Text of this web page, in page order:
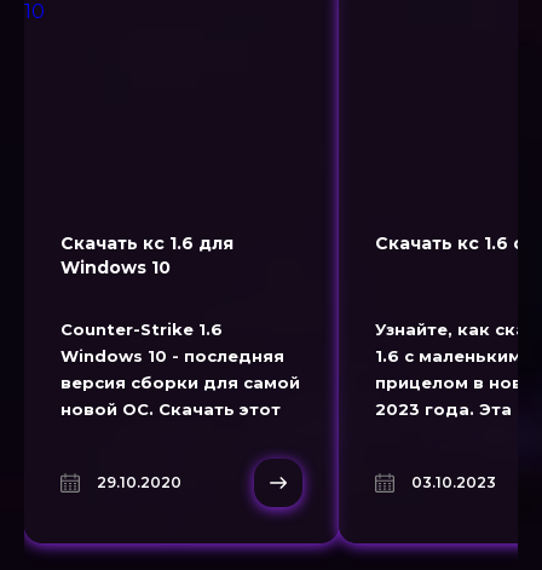
Скачать кс 1.6 для
Windows 10
Counter-Strike 1.6
Windows 10 - последняя
версия сборки для самой
новой ОС. Скачать этот
регистрации.
29.10.2020
Скачать кс 1.6 от
Узнайте, как
1.6 с маленьким
прицелом в
2023 года. Эта
кто ценит
03.10.2023